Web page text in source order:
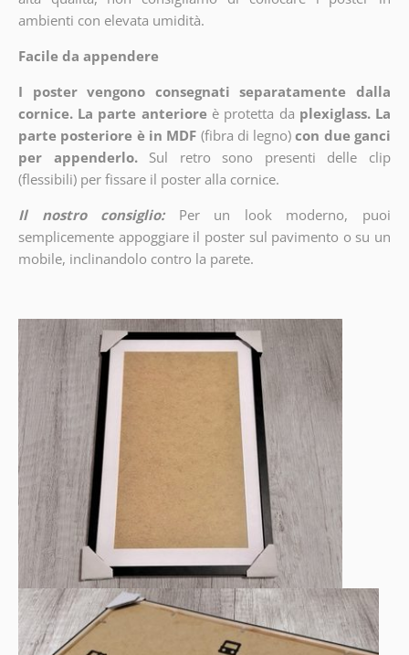
ambienti con elevata umidità.
Facile da appendere
I poster vengono consegnati separatamente dalla
cornice. La parte anteriore è protetta da plexiglass. La
parte posteriore è in MDF (fibra di legno) con due ganci
per appenderlo.
Sul retro sono presenti delle clip
(flessibili) per fissare il poster alla cornice.
Il nostro consiglio:
Per un look moderno, puoi
semplicemente appoggiare il poster sul pavimento o su un
mobile, inclinandolo contro la parete.